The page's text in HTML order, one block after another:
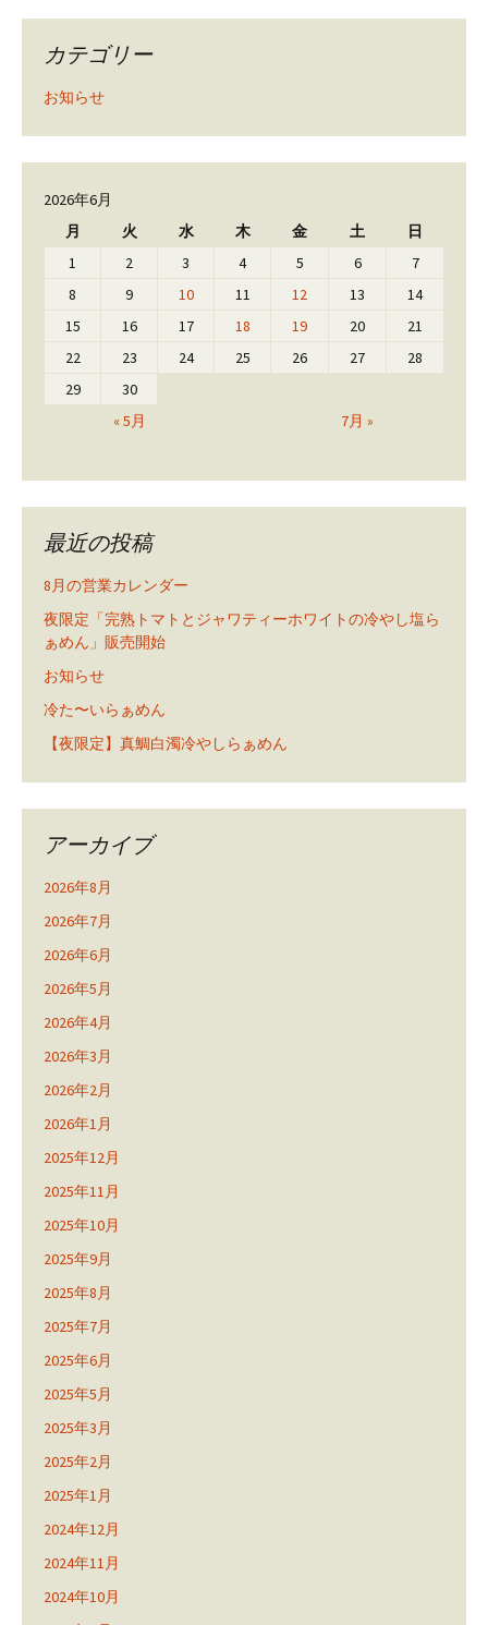
カテゴリー
お知らせ
2026年6月
月
火 水 木 金 土 日
« 5月 7月 »
1 2 3 4 5 6
7
8
9 10 11 12 13
14
15
16 17 18 19 20
21
22
23 24 25 26 27
28
29
30
最近の投稿
8月の営業カレンダー
夜限定「完熟トマトとジャワティーホワイトの冷やし塩ら
ぁめん」販売開始
お知らせ
冷た〜いらぁめん
【夜限定】真鯛白濁冷やしらぁめん
アーカイブ
2026年8月
2026年7月
2026年6月
2026年5月
2026年4月
2026年3月
2026年2月
2026年1月
2025年12月
2025年11月
2025年10月
2025年9月
2025年8月
2025年7月
2025年6月
2025年5月
2025年3月
2025年2月
2025年1月
2024年12月
2024年11月
2024年10月